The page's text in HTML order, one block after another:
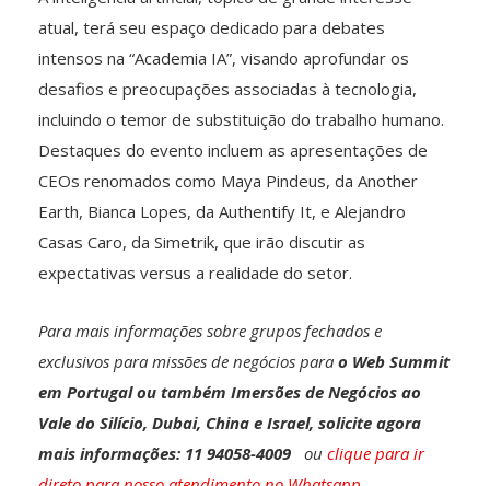
atual, terá seu espaço dedicado para debates
intensos na “Academia IA”, visando aprofundar os
desafios e preocupações associadas à tecnologia,
incluindo o temor de substituição do trabalho humano.
Destaques do evento incluem as apresentações de
CEOs renomados como Maya Pindeus, da Another
Earth, Bianca Lopes, da Authentify It, e Alejandro
Casas Caro, da Simetrik, que irão discutir as
expectativas versus a realidade do setor.
Para mais informações sobre grupos fechados e
exclusivos para missões de negócios para o Web Summit
em Portugal ou também Imersões de Negócios ao
Vale do Silício, Dubai, China e Israel, solicite agora
mais informações: 11 94058-4009 ou clique para ir